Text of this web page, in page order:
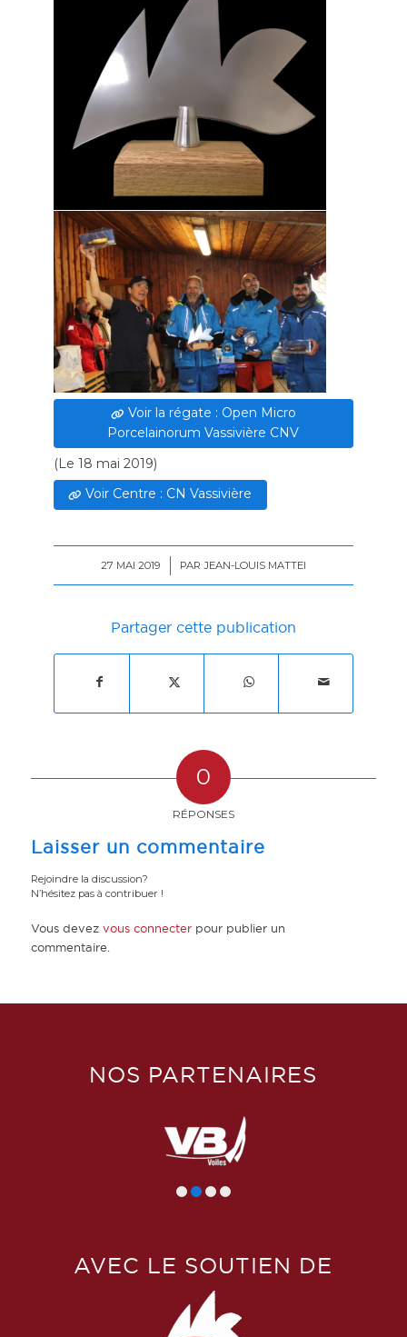
Voir la régate : Open Micro
Porcelainorum Vassivière CNV
(Le 18 mai 2019)
Voir Centre : CN Vassivière
27 MAI 2019
/ PAR JEAN-LOUIS MATTEI
Partager cette publication
0
RÉPONSES
Laisser un commentaire
Rejoindre la discussion?
N’hésitez pas à contribuer !
Vous devez vous connecterpour publier un
commentaire.
NOS PARTENAIRES
AVEC LE SOUTIEN DE